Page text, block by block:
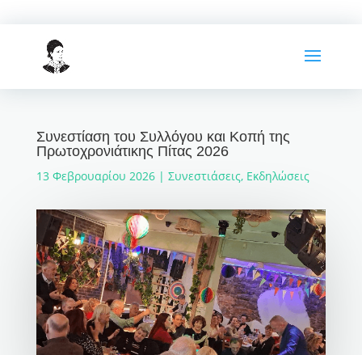
Συνεστίαση του Συλλόγου και Κοπή της
Πρωτοχρονιάτικης Πίτας 2026
13 Φεβρουαρίου 2026| Συνεστιάσεις, Εκδηλώσεις